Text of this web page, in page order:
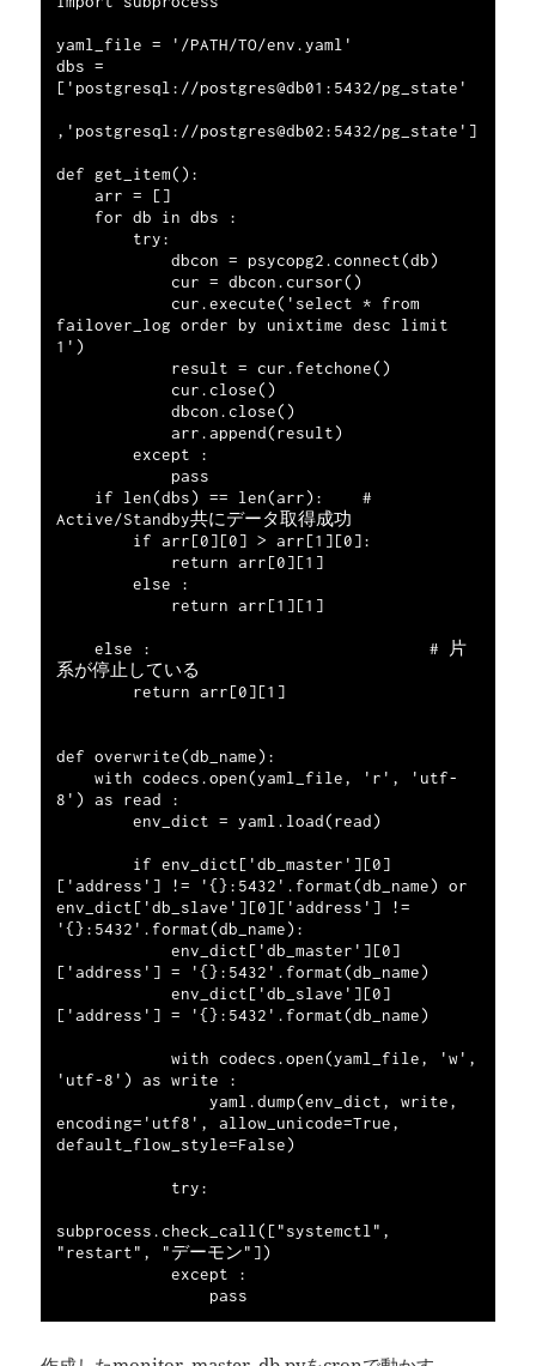
yaml_file = '/PATH/TO/env.yaml'
dbs =
['postgresql://postgres@db01:5432/pg_state'
,'postgresql://postgres@db02:5432/pg_state']
def get_item():
    arr = []
            dbcon = psycopg2.connect(db)
            cur = dbcon.cursor()
            cur.execute('select * from
failover_log order by unixtime desc limit
1')
            cur.close()
            dbcon.close()
            arr.append(result)
        except :
            pass
Active/Standby共にデータ取得成功
        else :
    else :                             # 片
系が停止している
def overwrite(db_name):
    with codecs.open(yaml_file, 'r', 'utf-
8') as read :
        env_dict = yaml.load(read)
['address'] != '{}:5432'.format(db_name) or
env_dict['db_slave'][0]['address'] !=
'{}:5432'.format(db_name):
            env_dict['db_master'][0]
['address'] = '{}:5432'.format(db_name)
            env_dict['db_slave'][0]
['address'] = '{}:5432'.format(db_name)
            with codecs.open(yaml_file, 'w',
'utf-8') as write :
                yaml.dump(env_dict, write,
encoding='utf8', allow_unicode=True,
default_flow_style=False)
subprocess.check_call(["systemctl",
"restart", "デーモン"])
            except :